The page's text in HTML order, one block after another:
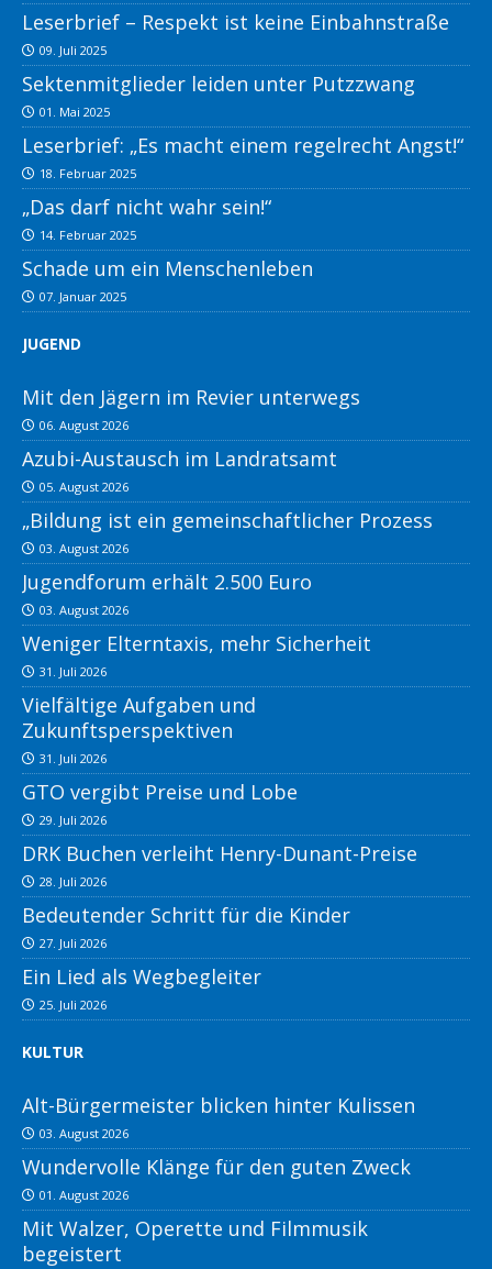
Leserbrief – Respekt ist keine Einbahnstraße
09. Juli 2025
Sektenmitglieder leiden unter Putzzwang
01. Mai 2025
Leserbrief: „Es macht einem regelrecht Angst!“
18. Februar 2025
„Das darf nicht wahr sein!“
14. Februar 2025
Schade um ein Menschenleben
07. Januar 2025
JUGEND
Mit den Jägern im Revier unterwegs
06. August 2026
Azubi-Austausch im Landratsamt
05. August 2026
„Bildung ist ein gemeinschaftlicher Prozess
03. August 2026
Jugendforum erhält 2.500 Euro
03. August 2026
Weniger Elterntaxis, mehr Sicherheit
31. Juli 2026
Vielfältige Aufgaben und
Zukunftsperspektiven
31. Juli 2026
GTO vergibt Preise und Lobe
29. Juli 2026
DRK Buchen verleiht Henry-Dunant-Preise
28. Juli 2026
Bedeutender Schritt für die Kinder
27. Juli 2026
Ein Lied als Wegbegleiter
25. Juli 2026
KULTUR
Alt-Bürgermeister blicken hinter Kulissen
03. August 2026
Wundervolle Klänge für den guten Zweck
01. August 2026
Mit Walzer, Operette und Filmmusik
begeistert